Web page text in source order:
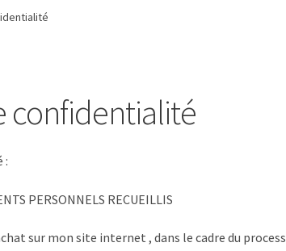
confidentialité
:
PERSONNELS RECUEILLIS
sur mon site internet , dans le cadre du